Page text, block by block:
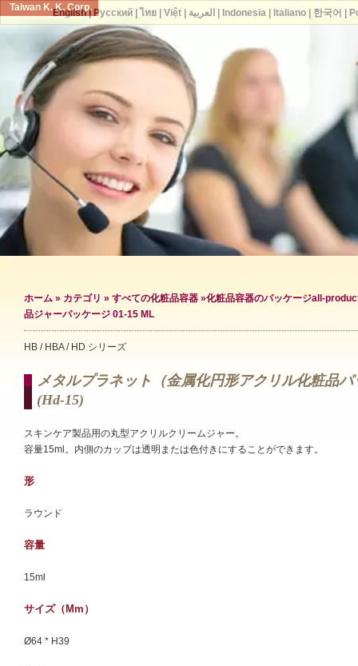
Taiwan K. K. Corp.
ホーム » カテゴリ » すべての化粧品容器 »化粧品容器のパッケージall-
品ジャーパッケージ 01-15 ML
HB / HBA / HD シリーズ
メタルプラネット（金属化円形アクリル化粧品パ
(hd-15)
スキンケア製品用の丸型アクリルクリームジャー。
容量15ml。内側のカップは透明または色付きにすることができます。
形
ラウンド
容量
15ml
サイズ（mm）
Ø64 * H39
English| Русский| ไทย| Việt| العربية Indonesia| Italiano| 한국어